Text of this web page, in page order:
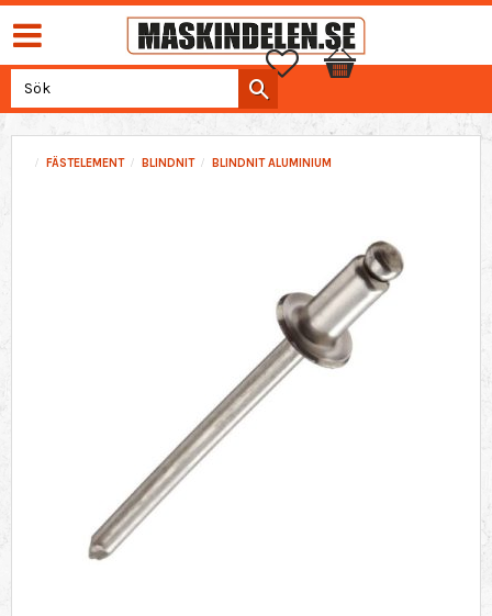
Favoriter
Kundvagn
FÄSTELEMENT BLINDNIT BLINDNIT ALUMINIUM